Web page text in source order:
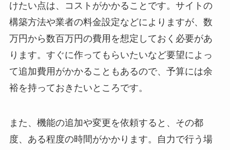
けたい点は、コストがかかることです。サイトの
構築方法や業者の料金設定などによりますが、数
万円から数百万円の費用を想定しておく必要があ
ります。すぐに作ってもらいたいなど要望によっ
て追加費用がかかることもあるので、予算には余
裕を持っておきたいところです。
また、機能の追加や変更を依頼すると、その都
度、ある程度の時間がかかります。自力で行う場